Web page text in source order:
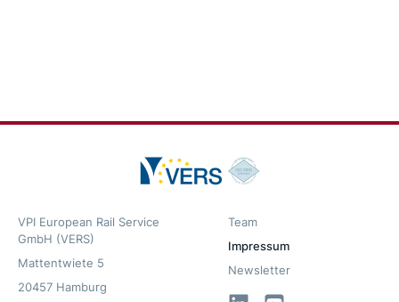
VPI European Rail Service
GmbH (VERS)
Mattentwiete 5
20457 Hamburg
Team
Impressum
Newsletter